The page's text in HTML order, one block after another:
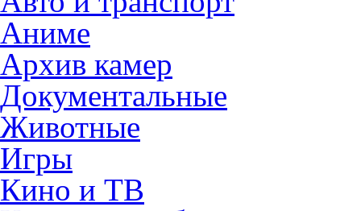
Аниме
Архив камер
Документальные
Животные
Игры
Кино и ТВ